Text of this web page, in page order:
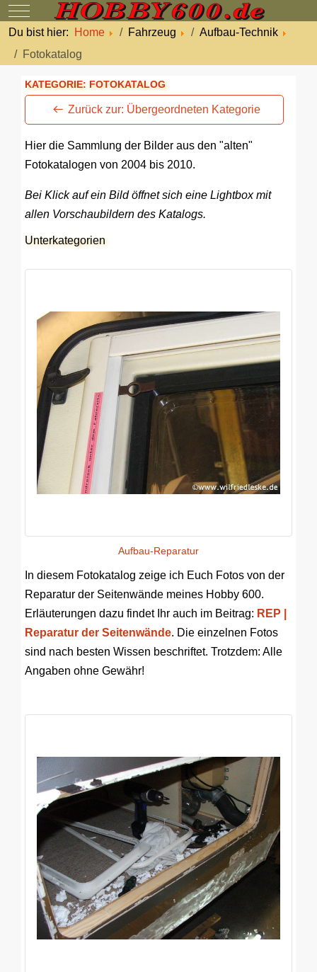
Mobile Menu Toggle
Du bist hier:
Home Fahrzeug
Aufbau-Technik
Fotokatalog
KATEGORIE: FOTOKATALOG
Zurück zur: Übergeordneten Kategorie
Hier die Sammlung der Bilder aus den "alten"
Fotokatalogen von 2004 bis 2010.
Bei Klick auf ein Bild öffnet sich eine Lightbox mit
allen Vorschaubildern des Katalogs.
Unterkategorien
Aufbau-Reparatur
In diesem Fotokatalog zeige ich Euch Fotos von der
Reparatur der Seitenwände meines Hobby 600.
Erläuterungen dazu findet Ihr auch im Beitrag: REP |
Reparatur der Seitenwände. Die einzelnen Fotos
sind nach besten Wissen beschriftet. Trotzdem: Alle
Angaben ohne Gewähr!